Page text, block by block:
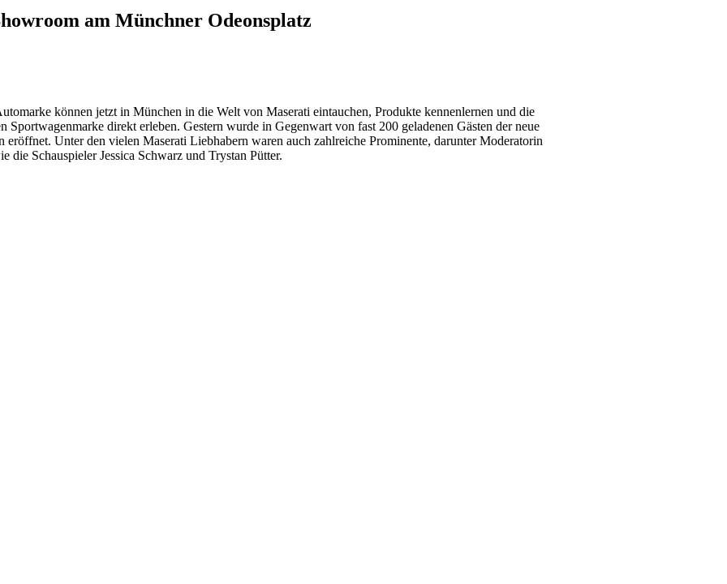
am Münchner Odeonsplatz
können jetzt in München in die Welt von Maserati eintauchen, Produkte kennenlernen und die
Sportwagenmarke direkt erleben. Gestern wurde in Gegenwart von fast 200 geladenen Gästen der neue
Unter den vielen Maserati Liebhabern waren auch zahlreiche Prominente, darunter Moderatorin
Schauspieler Jessica Schwarz und Trystan Pütter.